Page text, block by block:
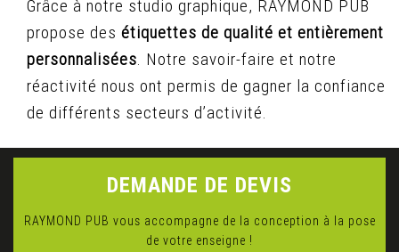
Grâce à notre studio graphique, RAYMOND PUB
propose des étiquettes de qualité et entièrement
personnalisées. Notre savoir-faire et notre
réactivité nous ont permis de gagner la confiance
de différents secteurs d’activité.
DEMANDE DE DEVIS
RAYMOND PUB vous accompagne de la conception à la pose
de votre enseigne !